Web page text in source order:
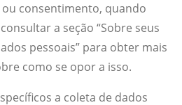
consentimento, quando
a seção “Sobre seus
pessoais” para obter mais
como se opor a isso.
a coleta de dados